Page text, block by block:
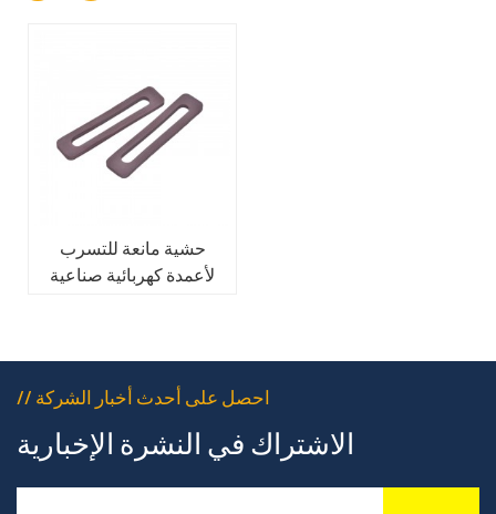
حشية مانعة للتسرب
لأعمدة كهربائية صناعية
// احصل على أحدث أخبار الشركة
الاشتراك في النشرة الإخبارية